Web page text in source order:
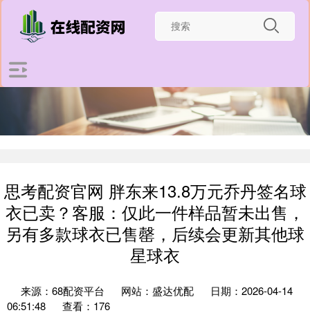
思考配资官网 胖东来13.8万元乔丹签名球
衣已卖？客服：仅此一件样品暂未出售，
另有多款球衣已售罄，后续会更新其他球
星球衣
来源：68配资平台 网站：盛达优配
日期：2026-04-14
06:51:48
查看：176